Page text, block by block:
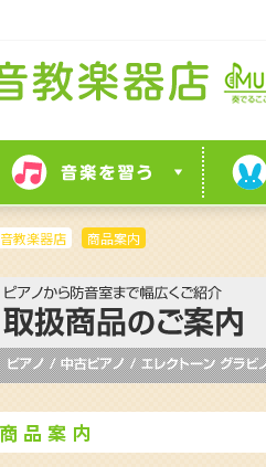
音教楽器店 商品案内
商品案内